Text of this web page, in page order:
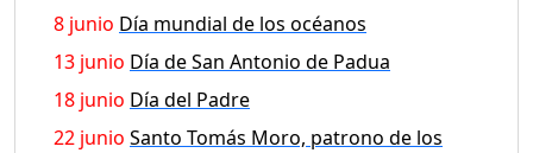
8 junio Día mundial de los océanos
13 junio Día de San Antonio de Padua
18 junio Día del Padre
22 junio Santo Tomás Moro, patrono de los